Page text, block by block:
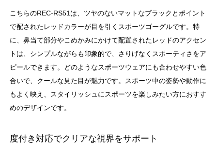
こちらのREC-RS51は、ツヤのないマットなブラックとポイント
で配されたレッドカラーが目を引くスポーツゴーグルです。特
に、鼻当て部分やこめかみにかけて配置されたレッドのアクセン
トは、シンプルながらも印象的で、さりげなくスポーティさをア
ピールできます。どのようなスポーツウェアにも合わせやすい色
合いで、クールな見た目が魅力です。スポーツ中の姿勢や動作に
もよく映え、スタイリッシュにスポーツを楽しみたい方におすす
めのデザインです。
度付き対応でクリアな視界をサポート